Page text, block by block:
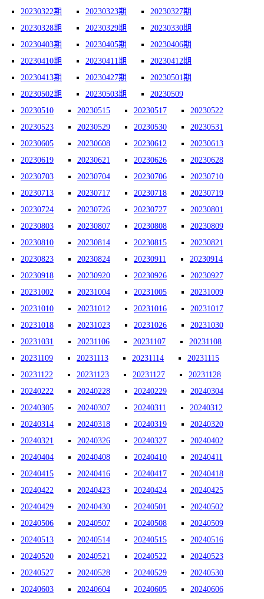
20230322期
20230323期
20230327期
20230328期
20230329期
20230330期
20230403期
20230405期
20230406期
20230410期
20230411期
20230412期
20230413期
20230427期
20230501期
20230502期
20230503期
20230509
20230510
20230515 20230517
20230522
20230523
20230529 20230530
20230531
20230605
20230608 20230612
20230613
20230619
20230621 20230626
20230628
20230703
20230704 20230706
20230710
20230713
20230717 20230718
20230719
20230724
20230726 20230727
20230801
20230803
20230807 20230808
20230809
20230810
20230814 20230815
20230821
20230823
20230824 20230911
20230914
20230918
20230920 20230926
20230927
20231002
20231004 20231005
20231009
20231010
20231012 20231016
20231017
20231018
20231023 20231026
20231030
20231031
20231106 20231107
20231108
20231109
20231113 20231114
20231115
20231122
20231123 20231127
20231128
20240222
20240228 20240229
20240304
20240305
20240307 20240311
20240312
20240314
20240318 20240319
20240320
20240321
20240326 20240327
20240402
20240404
20240408 20240410
20240411
20240415
20240416 20240417
20240418
20240422
20240423 20240424
20240425
20240429
20240430 20240501
20240502
20240506
20240507 20240508
20240509
20240513
20240514 20240515
20240516
20240520
20240521 20240522
20240523
20240527
20240528 20240529
20240530
20240603
20240604 20240605 20240606